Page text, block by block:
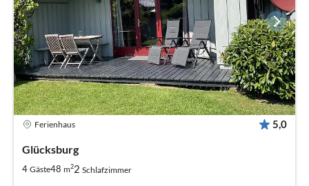
Ferienhaus 5,0
Glücksburg
4 Gäste48 m22 Schlafzimmer